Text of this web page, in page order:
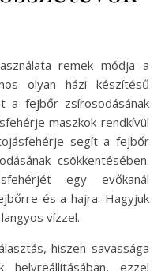
remek módja a
olyan házi készítésű
a fejbőr zsírosodásának
maszkok rendkívül
segít a fejbőr
csökkentésében.
egy evőkanál
és a hajra. Hagyjuk
vízzel.
hiszen savassága
ezzel